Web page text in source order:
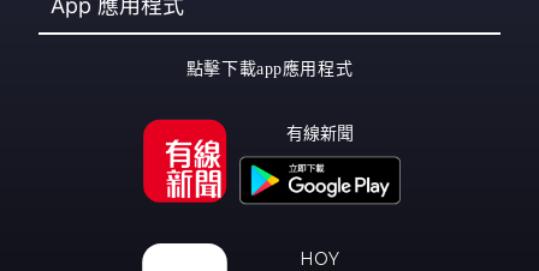
App 應用程式
點擊下載app應用程式
有線新聞
HOY